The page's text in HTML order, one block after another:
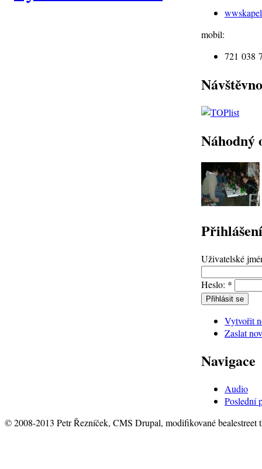
mobil:
721 038
Náhodný
Přihlášení
Uživatelské
Heslo: *
Vytvořit
Zaslat
Navigace
Audio
Poslední
© 2008-2013 Petr Řezníček, CMS Drupal, modifikované bealestreet